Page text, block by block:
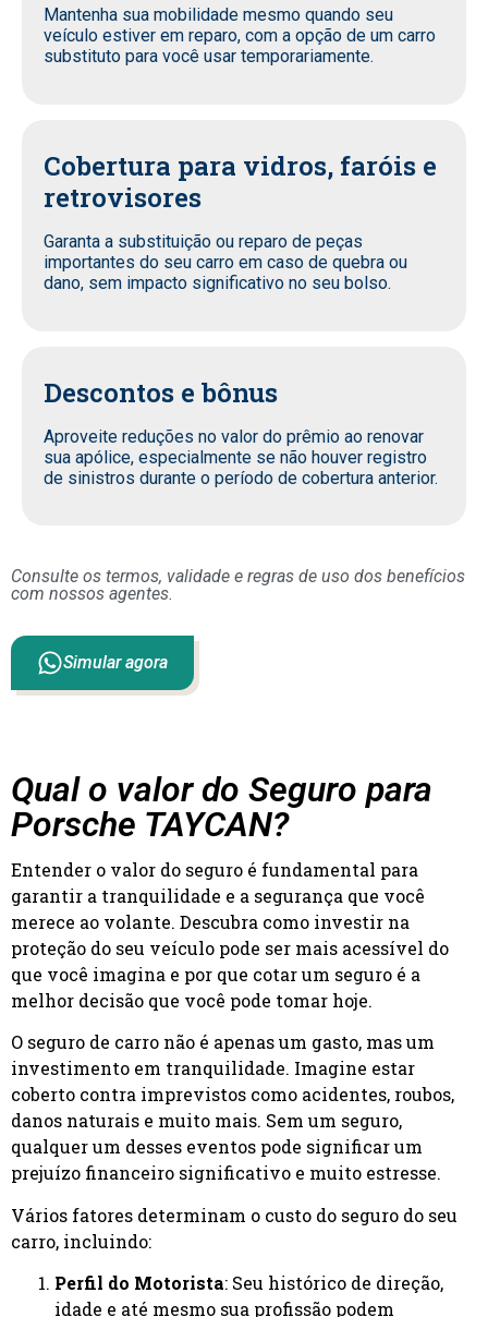
Mantenha sua mobilidade mesmo quando seu
veículo estiver em reparo, com a opção de um carro
substituto para você usar temporariamente.
Cobertura para vidros, faróis e
retrovisores
Garanta a substituição ou reparo de peças
importantes do seu carro em caso de quebra ou
dano, sem impacto significativo no seu bolso.
Descontos e bônus
Aproveite reduções no valor do prêmio ao renovar
sua apólice, especialmente se não houver registro
de sinistros durante o período de cobertura anterior.
Consulte os termos, validade e regras de uso dos benefícios
com nossos agentes.
Simular agora
Qual o valor do Seguro para
Porsche TAYCAN?
Entender o valor do seguro é fundamental para
garantir a tranquilidade e a segurança que você
merece ao volante. Descubra como investir na
proteção do seu veículo pode ser mais acessível do
que você imagina e por que cotar um seguro é a
melhor decisão que você pode tomar hoje.
O seguro de carro não é apenas um gasto, mas um
investimento em tranquilidade. Imagine estar
coberto contra imprevistos como acidentes, roubos,
danos naturais e muito mais. Sem um seguro,
qualquer um desses eventos pode significar um
prejuízo financeiro significativo e muito estresse.
Vários fatores determinam o custo do seguro do seu
carro, incluindo:
Perfil do Motorista: Seu histórico de direção,
idade e até mesmo sua profissão podem